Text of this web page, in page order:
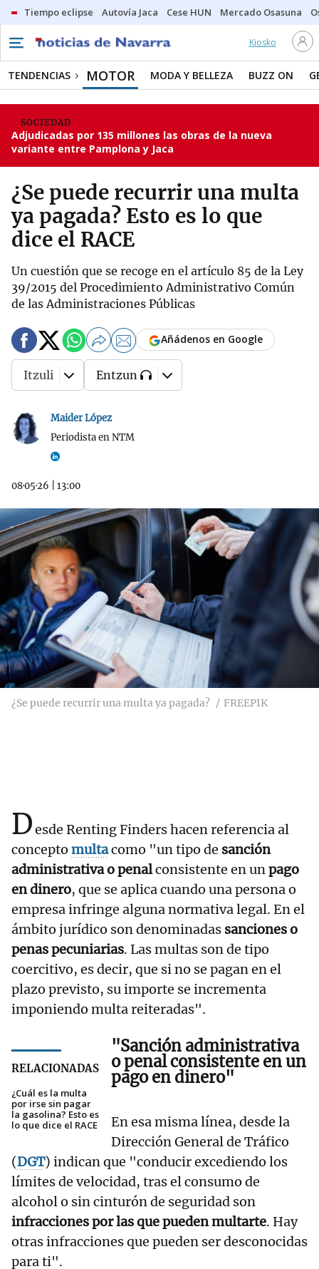
Tiempo eclipse Autovía Jaca Cese HUN Mercado Osasuna
Kiosko
TENDENCIAS MOTOR MODA Y BELLEZA BUZZ ON
SOCIEDAD
Adjudicadas por 135 millones las obras de la nueva
variante entre Pamplona y Jaca
¿Se puede recurrir una multa
ya pagada? Esto es lo que
dice el RACE
Un cuestión que se recoge en el artículo 85 de la Ley
39/2015 del Procedimiento Administrativo Común
de las Administraciones Públicas
Maider López
Periodista en NTM
08·05·26 13:00
Añádenos en Google
Itzuli Entzun
¿Se puede recurrir una multa ya pagada? FREEPIK
Desde Renting Finders hacen referencia al
concepto multacomo "un tipo de sanción
administrativa o penalconsistente en unpago
en dinero, que se aplica cuando una persona o
empresa infringe alguna normativa legal. En el
ámbito jurídico son denominadas sanciones o
penas pecuniarias. Las multas son de tipo
coercitivo, es decir, que si no se pagan en el
plazo previsto, su importe se incrementa
imponiendo multa reiteradas".
RELACIONADAS
¿Cuál es la multa
por irse sin pagar
la gasolina? Esto es
lo que dice el RACE
"Sanción administrativa
o penal consistente en un
pago en dinero"
En esa misma línea, desde la
Dirección General de Tráfico
(DGT) indican que "conducir excediendo los
límites de velocidad, tras el consumo de
alcohol o sin cinturón de seguridad son
infracciones por las que pueden multarte. Hay
otras infracciones que pueden ser desconocidas
para ti".